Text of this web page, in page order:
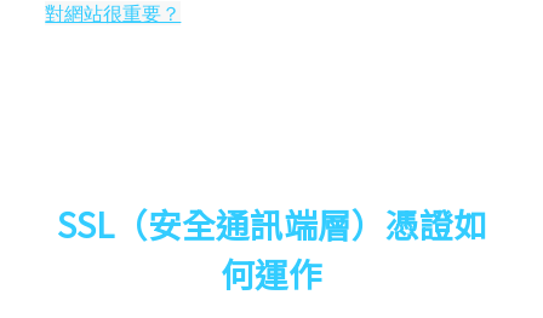
對網站很重要？
SSL（安全通訊端層）憑證如
何運作